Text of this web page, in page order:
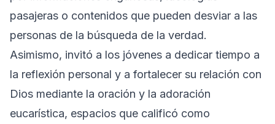
pasajeras o contenidos que pueden desviar a las
personas de la búsqueda de la verdad.
Asimismo, invitó a los jóvenes a dedicar tiempo a
la reflexión personal y a fortalecer su relación con
Dios mediante la oración y la adoración
eucarística, espacios que calificó como